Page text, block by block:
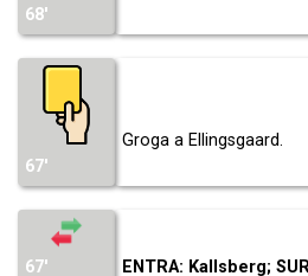
68′
67′
Groga a Ellingsgaard.
67′ ENTRA: Kallsberg;